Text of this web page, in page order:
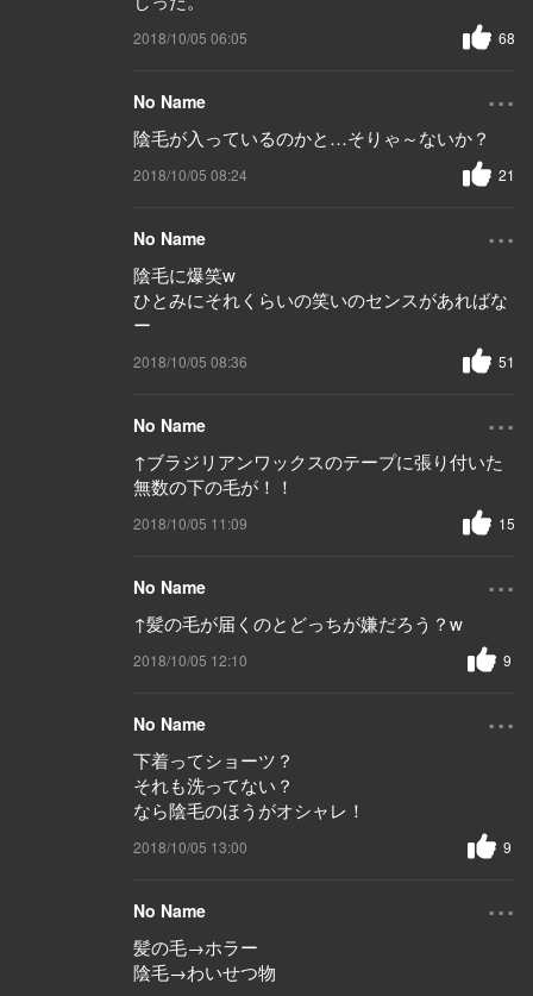
2018/10/05 06:05 68
No Name ...
陰毛が入っているのかと…そりゃ～ないか？
2018/10/05 08:24 21
No Name ...
陰毛に爆笑w
ひとみにそれくらいの笑いのセンスがあればな
ー
2018/10/05 08:36 51
No Name ...
↑ブラジリアンワックスのテープに張り付いた
無数の下の毛が！！
2018/10/05 11:09 15
No Name ...
↑髪の毛が届くのとどっちが嫌だろう？w
2018/10/05 12:10 9
No Name ...
下着ってショーツ？
それも洗ってない？
なら陰毛のほうがオシャレ！
2018/10/05 13:00 9
No Name ...
髪の毛→ホラー
陰毛→わいせつ物